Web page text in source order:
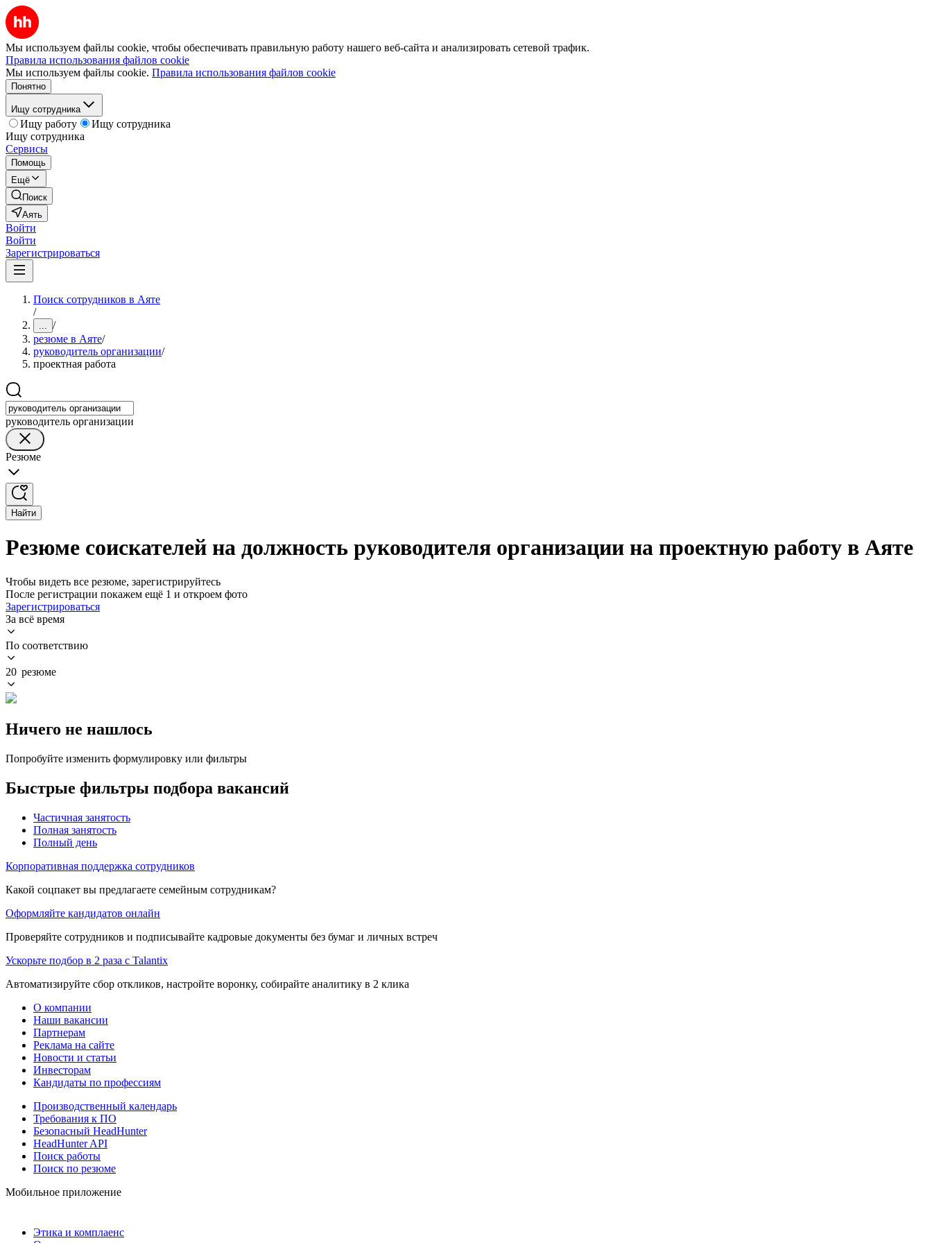
Мы используем файлы cookie, чтобы обеспечивать правильную работу нашего веб-сайта и анализировать сетевой трафик.
Правила использования файлов cookie
Мы используем файлы cookie. Правила использования файлов cookie
Понятно
Ищу сотрудника
Ищу работу
Ищу сотрудника
Ищу сотрудника
Сервисы
Помощь
Ещё
Поиск
Аять
Войти
Войти
Зарегистрироваться
Поиск сотрудников в Аяте
/
... /
резюме в Аяте/
руководитель организации/
проектная работа
руководитель организации
Резюме
Найти
Резюме соискателей на должность руководителя организации на проектную работу в Аяте
Чтобы видеть все резюме, зарегистрируйтесь
После регистрации покажем ещё 1 и откроем фото
Зарегистрироваться
За всё время
По соответствию
20 резюме
Ничего не нашлось
Попробуйте изменить формулировку или фильтры
Быстрые фильтры подбора вакансий
Частичная занятость
Полная занятость
Полный день
Корпоративная поддержка сотрудников
Какой соцпакет вы предлагаете семейным сотрудникам?
Оформляйте кандидатов онлайн
Проверяйте сотрудников и подписывайте кадровые документы без бумаг и личных встреч
Ускорьте подбор в 2 раза с Talantix
Автоматизируйте сбор откликов, настройте воронку, собирайте аналитику в 2 клика
О компании
Наши вакансии
Партнерам
Реклама на сайте
Новости и статьи
Инвесторам
Кандидаты по профессиям
Производственный календарь
Требования к ПО
Безопасный HeadHunter
HeadHunter API
Поиск работы
Поиск по резюме
Мобильное приложение
Этика и комплаенс